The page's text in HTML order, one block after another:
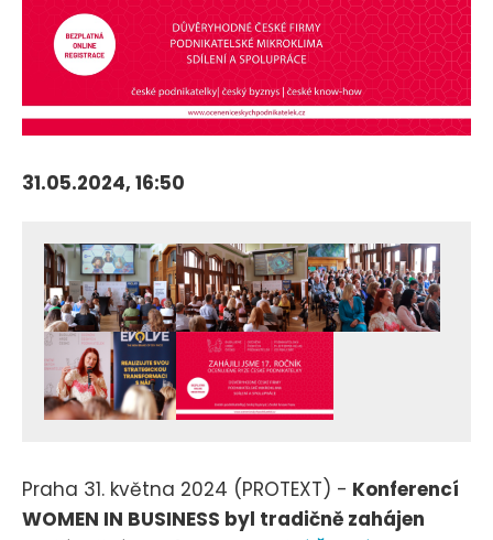
31.05.2024, 16:50
Praha 31. května 2024 (PROTEXT) - Konferencí
WOMEN IN BUSINESS byl tradičně zahájen